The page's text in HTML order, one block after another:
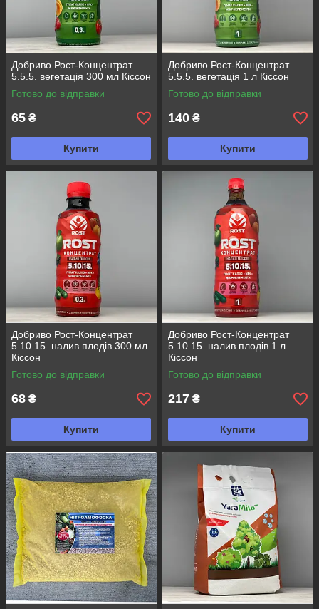
Добриво Рост-Концентрат
5.5.5. вегетація 300 мл Кіссон
Готово до відправки
65 ₴
Купити
Добриво Рост-Концентрат
5.5.5. вегетація 1 л Кіссон
Готово до відправки
140 ₴
Купити
Добриво Рост-Концентрат
5.10.15. налив плодів 300 мл
Кіссон
Готово до відправки
68 ₴
Купити
Добриво Рост-Концентрат
5.10.15. налив плодів 1 л
Кіссон
Готово до відправки
217 ₴
Купити